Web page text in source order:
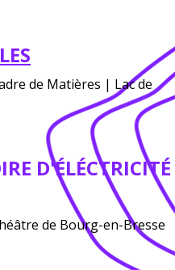
de Matières | Lac de
D'ÉLÉCTRICITÉ
de Bourg-en-Bresse